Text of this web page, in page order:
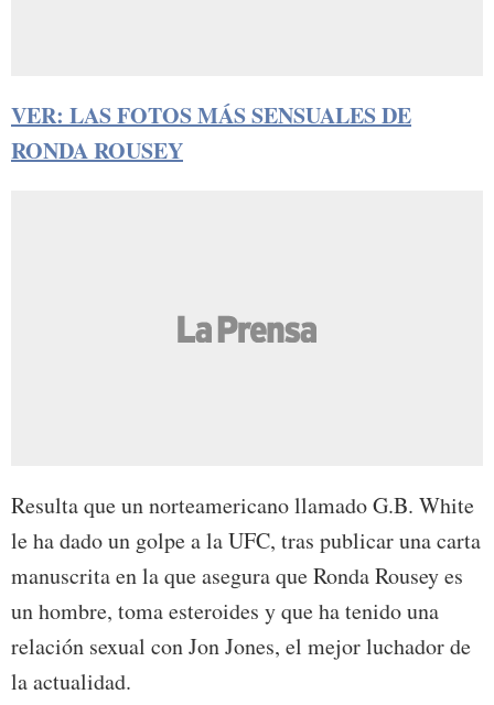
VER: LAS FOTOS MÁS SENSUALES DE
RONDA ROUSEY
Resulta que un norteamericano llamado G.B. White
le ha dado un golpe a la UFC, tras publicar una carta
manuscrita en la que asegura que Ronda Rousey es
un hombre, toma esteroides y que ha tenido una
relación sexual con Jon Jones, el mejor luchador de
la actualidad.